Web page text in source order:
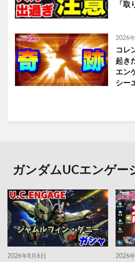
「取
2026
コレ
起き
エン
シー
ガンダムUCエンゲー
2026年8月6日 2026